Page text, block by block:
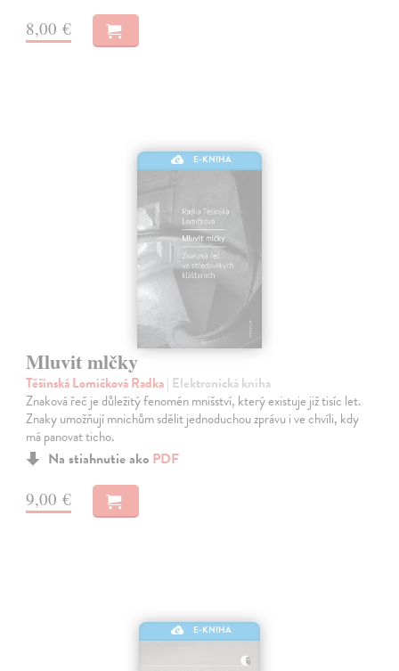
8,00 €
E-KNIHA
Mluvit mlčky
Těšínská Lomičková Radka| Elektronická kniha
Znaková řeč je důležitý fenomén mnišství, který existuje již tisíc let.
Znaky umožňují mnichům sdělit jednoduchou zprávu i ve chvíli, kdy
má panovat ticho.
Na stiahnutie ako PDF
9,00 €
E-KNIHA